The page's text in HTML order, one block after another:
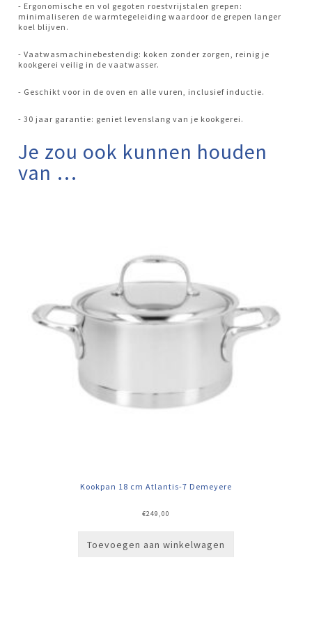
- Ergonomische en vol gegoten roestvrijstalen grepen:
minimaliseren de warmtegeleiding waardoor de grepen langer
koel blijven.
- Vaatwasmachinebestendig: koken zonder zorgen, reinig je
kookgerei veilig in de vaatwasser.
- Geschikt voor in de oven en alle vuren, inclusief inductie.
- 30 jaar garantie: geniet levenslang van je kookgerei.
Je zou ook kunnen houden
van …
Kookpan 18 cm Atlantis-7 Demeyere
€249,00
Toevoegen aan winkelwagen